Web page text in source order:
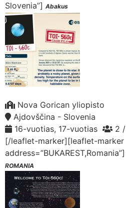
Slovenia”] Abakus
Nova Gorican yliopisto
Ajdovščina - Slovenia
16-vuotias, 17-vuotias
2 /
[/leaflet-marker][leaflet-marker
address=”BUKAREST,Romania”]
ROMANIA